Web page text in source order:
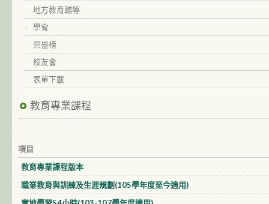
地方教育輔導
學會
榮譽榜
校友會
表單下載
教育專業課程
項目
教育專業課程版本
職業教育與訓練及生涯規劃(105學年度至今適用)